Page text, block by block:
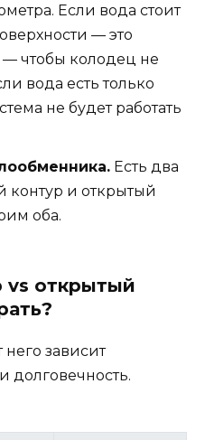
Если вода стоит
— это
— чтобы колодец не
вода есть только
не будет работать
Есть два
контур и открытый
оба.
vs открытый
зависит
долговечность.